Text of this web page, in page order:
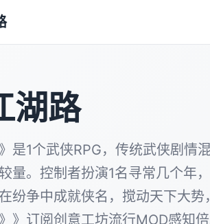
湖路
是1个武侠RPG，传统武侠剧情
量。控制者扮演1名寻常几个年
纷争中成就侠名，搅动天下大势
》订阅创意工坊流行MOD感知倍